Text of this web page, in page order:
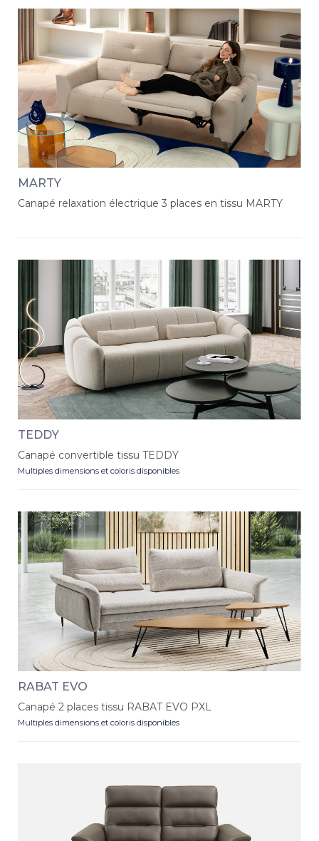
MARTY
Canapé relaxation électrique 3 places en tissu MARTY
TEDDY
Canapé convertible tissu TEDDY
Multiples dimensions et coloris disponibles
RABAT EVO
Canapé 2 places tissu RABAT EVO PXL
Multiples dimensions et coloris disponibles